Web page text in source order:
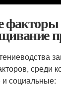
среди
социальные: